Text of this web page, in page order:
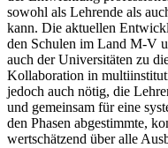
sowohl als Lehrende als
kann. Die aktuellen
den Schulen im Land M-V
auch der Universitäten zu
Kollaboration in
jedoch auch nötig, die
und gemeinsam für eine
den Phasen abgestimmte,
wertschätzend über alle